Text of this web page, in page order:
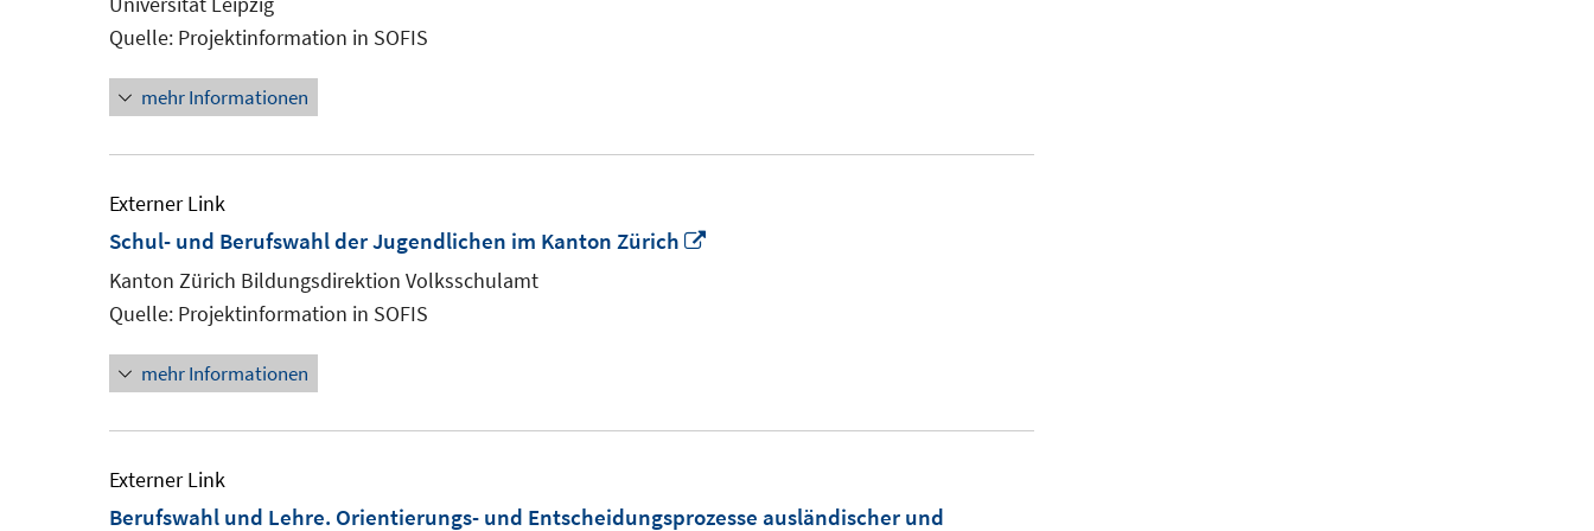
Quelle: Projektinformation in SOFIS
mehr Informationen
Externer Link
Schul- und Berufswahl der Jugendlichen im Kanton Zürich
Kanton Zürich Bildungsdirektion Volksschulamt
Quelle: Projektinformation in SOFIS
mehr Informationen
Externer Link
Berufswahl und Lehre. Orientierungs- und Entscheidungsprozesse ausländischer und